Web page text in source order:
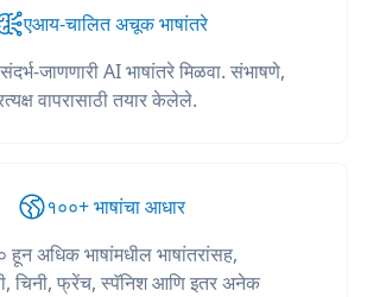
एआय-चालित अचूक भाषांतरे
जाणणारी AI भाषांतरे मिळवा. संभाषणे,
वापरासाठी तयार केलेले.
१००+ भाषांचा आधार
अधिक भाषांमधील भाषांतरांसह,
चिनी, फ्रेंच, स्पॅनिश आणि इतर अनेक